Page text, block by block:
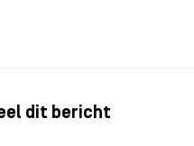
dit bericht